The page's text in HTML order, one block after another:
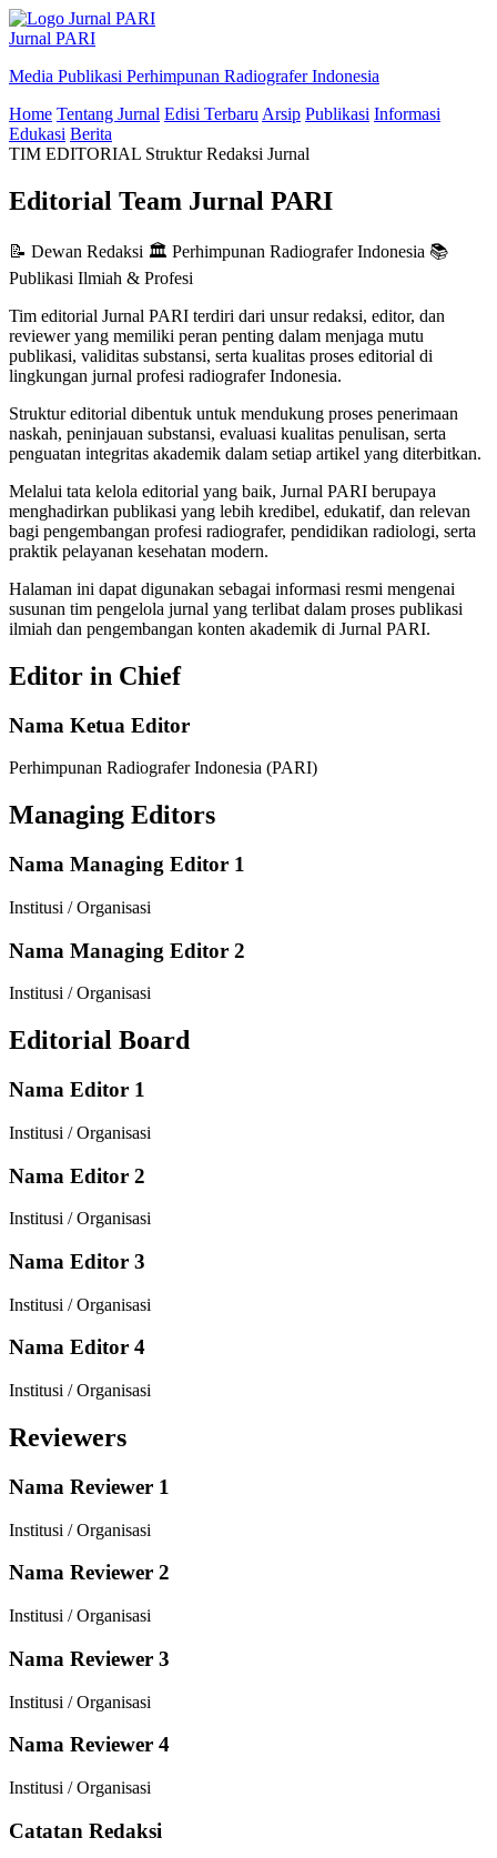
Jurnal PARI
Media Publikasi Perhimpunan Radiografer Indonesia
Home Tentang Jurnal Edisi Terbaru Arsip Publikasi Informasi
Edukasi Berita
TIM EDITORIAL Struktur Redaksi Jurnal
Editorial Team Jurnal PARI
📝 Dewan Redaksi 🏛 Perhimpunan Radiografer Indonesia 📚
Publikasi Ilmiah & Profesi
Tim editorial Jurnal PARI terdiri dari unsur redaksi, editor, dan
reviewer yang memiliki peran penting dalam menjaga mutu
publikasi, validitas substansi, serta kualitas proses editorial di
lingkungan jurnal profesi radiografer Indonesia.
Struktur editorial dibentuk untuk mendukung proses penerimaan
naskah, peninjauan substansi, evaluasi kualitas penulisan, serta
penguatan integritas akademik dalam setiap artikel yang diterbitkan.
Melalui tata kelola editorial yang baik, Jurnal PARI berupaya
menghadirkan publikasi yang lebih kredibel, edukatif, dan relevan
bagi pengembangan profesi radiografer, pendidikan radiologi, serta
praktik pelayanan kesehatan modern.
Halaman ini dapat digunakan sebagai informasi resmi mengenai
susunan tim pengelola jurnal yang terlibat dalam proses publikasi
ilmiah dan pengembangan konten akademik di Jurnal PARI.
Editor in Chief
Nama Ketua Editor
Perhimpunan Radiografer Indonesia (PARI)
Managing Editors
Nama Managing Editor 1
Institusi / Organisasi
Nama Managing Editor 2
Institusi / Organisasi
Editorial Board
Nama Editor 1
Institusi / Organisasi
Nama Editor 2
Institusi / Organisasi
Nama Editor 3
Institusi / Organisasi
Nama Editor 4
Institusi / Organisasi
Reviewers
Nama Reviewer 1
Institusi / Organisasi
Nama Reviewer 2
Institusi / Organisasi
Nama Reviewer 3
Institusi / Organisasi
Nama Reviewer 4
Institusi / Organisasi
Catatan Redaksi